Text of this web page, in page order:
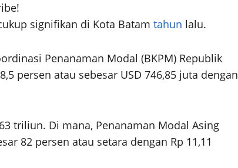
signifikan di Kota Batam tahun lalu.
Penanaman Modal (BKPM) Republik
persen atau sebesar USD 746,85 juta dengan
triliun. Di mana, Penanaman Modal Asing
82 persen atau setara dengan Rp 11,11